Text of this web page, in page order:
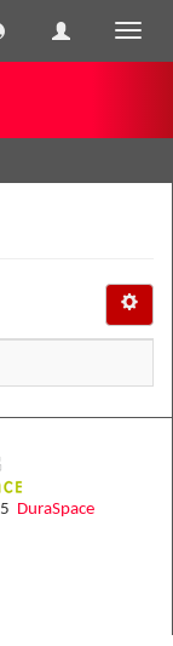
DuraSpace